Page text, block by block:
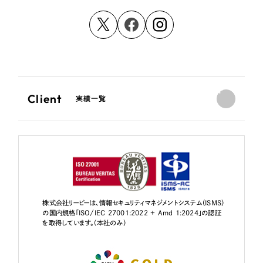
Client 実績一覧
株式会社リーピーは、情報セキュリティマネジメントシステム（ISMS）
の国内規格「ISO/IEC 27001:2022 + Amd 1:2024」の認証
を取得しています。（本社のみ）